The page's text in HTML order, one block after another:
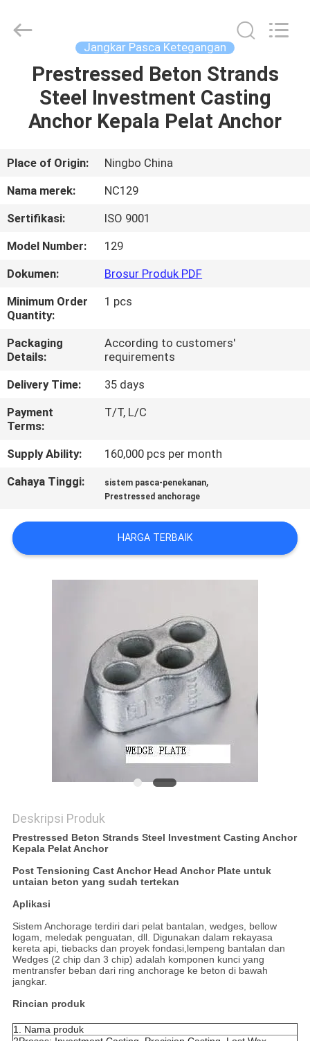
RUMAH
PRODUK
VIDEO
KAMI
TUR
PABRIK
KONTROL
KUALITAS
HUBUNGI
KAMI
BERITA
MINTA
KUTIPAN
Foundry
CO.,LTD.
Jangkar Pasca Ketegangan
Prestressed Beton Strands
Steel Investment Casting
Anchor Kepala Pelat Anchor
Place of Origin:
Ningbo China
Nama merek:
NC129
Sertifikasi:
ISO 9001
Model Number:
129
Dokumen:
Brosur Produk PDF
Minimum Order
Quantity:
1 pcs
Packaging
Details:
According to customers'
requirements
Delivery Time:
35 days
Payment
Terms:
T/T, L/C
Supply Ability:
160,000 pcs per month
Cahaya Tinggi:
sistem pasca-penekanan,
Prestressed anchorage
HARGA TERBAIK
Deskripsi Produk
Prestressed Beton Strands Steel Investment Casting Anchor
Kepala Pelat Anchor
Post Tensioning Cast Anchor Head Anchor Plate untuk
untaian beton yang sudah tertekan
Aplikasi
Sistem Anchorage terdiri dari pelat bantalan, wedges, bellow
logam, meledak penguatan, dll. Digunakan dalam rekayasa
kereta api, tiebacks dan proyek fondasi,lempeng bantalan dan
Wedges (2 chip dan 3 chip) adalah komponen kunci yang
mentransfer beban dari ring anchorage ke beton di bawah
jangkar.
Rincian produk
1. Nama produk